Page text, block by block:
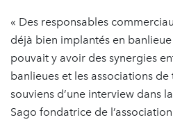
« Des responsables
déjà bien implantés en
pouvait y avoir des synergies
banlieues et les associations
souviens d’une interview dans
Sago fondatrice de